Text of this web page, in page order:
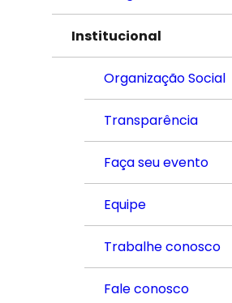
Institucional
Organização Social
Transparência
Faça seu evento
Equipe
Trabalhe conosco
Fale conosco